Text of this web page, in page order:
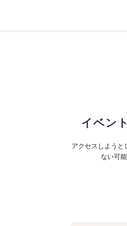
イベン
アクセスしようと
ない可